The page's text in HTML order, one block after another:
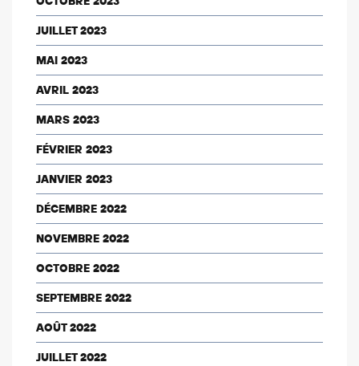
JUILLET 2023
MAI 2023
AVRIL 2023
MARS 2023
FÉVRIER 2023
JANVIER 2023
DÉCEMBRE 2022
NOVEMBRE 2022
OCTOBRE 2022
SEPTEMBRE 2022
AOÛT 2022
JUILLET 2022